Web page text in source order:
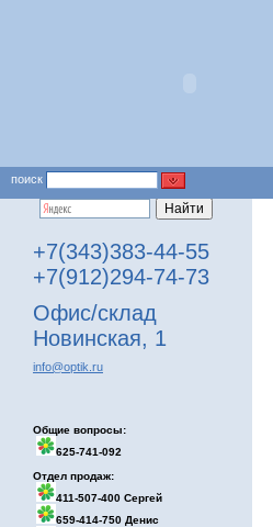
поиск
+7(343)383-44-55
+7(912)294-74-73
Офис/склад
Новинская, 1
info@optik.ru
Общие вопросы:
625-741-092
Отдел продаж:
411-507-400 Сергей
659-414-750 Денис